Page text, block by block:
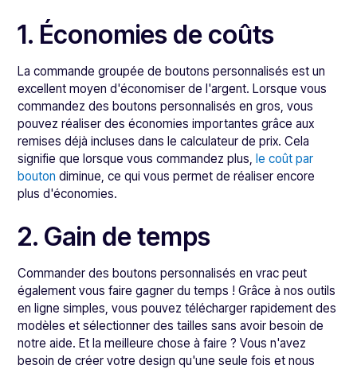
1. Économies de coûts
La commande groupée de boutons personnalisés est un
excellent moyen d'économiser de l'argent. Lorsque vous
commandez des boutons personnalisés en gros, vous
pouvez réaliser des économies importantes grâce aux
remises déjà incluses dans le calculateur de prix. Cela
signifie que lorsque vous commandez plus,le coût par
bouton diminue, ce qui vous permet de réaliser encore
plus d'économies.
2. Gain de temps
Commander des boutons personnalisés en vrac peut
également vous faire gagner du temps ! Grâce à nos outils
en ligne simples, vous pouvez télécharger rapidement des
modèles et sélectionner des tailles sans avoir besoin de
notre aide. Et la meilleure chose à faire ? Vous n'avez
besoin de créer votre design qu'une seule fois et nous